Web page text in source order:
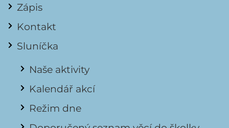
Zápis
Kontakt
Sluníčka
Naše aktivity
Kalendář akcí
Režim dne